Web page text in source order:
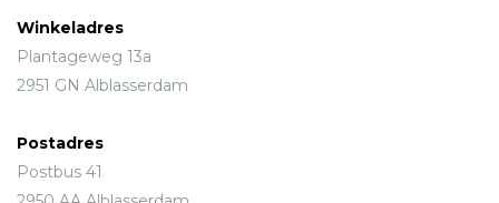
Winkeladres
Plantageweg 13a
2951 GN Alblasserdam
Postadres
Postbus 41